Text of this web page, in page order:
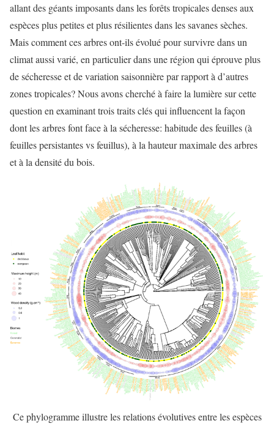
allant des géants imposants dans les forêts tropicales denses aux
espèces plus petites et plus résilientes dans les savanes sèches.
Mais comment ces arbres ont-ils évolué pour survivre dans un
climat aussi varié, en particulier dans une région qui éprouve plus
de sécheresse et de variation saisonnière par rapport à d’autres
zones tropicales? Nous avons cherché à faire la lumière sur cette
question en examinant trois traits clés qui influencent la façon
dont les arbres font face à la sécheresse: habitude des feuilles (à
feuilles persistantes vs feuillus), à la hauteur maximale des arbres
et à la densité du bois.
Ce phylogramme illustre les relations évolutives entre les espèces